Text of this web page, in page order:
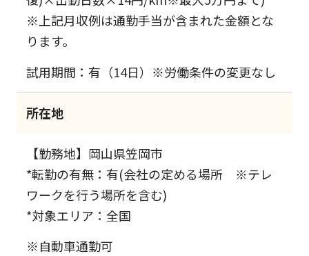
※上記月収例は通勤手当が含まれた金額とな
ります。
試用期間：有（14日）※労働条件の変更なし
所在地
【勤務地】岡山県笠岡市
*転勤の有無：有(会社の定める場所 ※テレ
ワークを行う場所を含む)
*対象エリア：全国
※自動車通勤可